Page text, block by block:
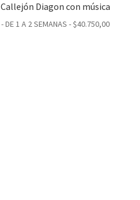
Callejón Diagon con música
- DE 1 A 2 SEMANAS -$40.750,00